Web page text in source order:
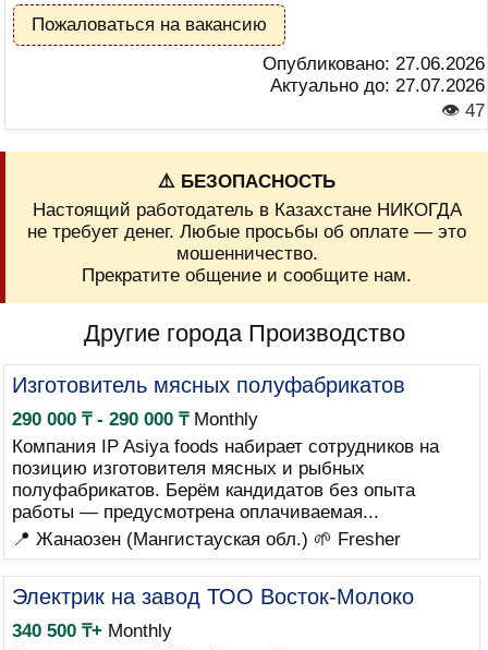
Пожаловаться на вакансию
Опубликовано: 27.06.2026
Актуально до: 27.07.2026
👁 47
⚠️ БЕЗОПАСНОСТЬ
Настоящий работодатель в Казахстане НИКОГДА
не требует денег. Любые просьбы об оплате — это
мошенничество.
Прекратите общение и сообщите нам.
Другие города Производство
Изготовитель мясных полуфабрикатов
290 000 ₸ - 290 000 ₸Monthly
Компания IP Asiya foods набирает сотрудников на
позицию изготовителя мясных и рыбных
полуфабрикатов. Берём кандидатов без опыта
работы — предусмотрена оплачиваемая...
📍 Жанаозен (Мангистауская обл.) 🌱 Fresher
Электрик на завод ТОО Восток-Молоко
340 500 ₸+Monthly